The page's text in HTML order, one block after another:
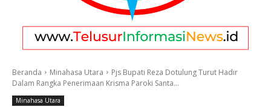
Beranda Minahasa Utara
Pjs Bupati Reza Dotulung Turut Hadir
Dalam Rangka Penerimaan Krisma Paroki Santa...
Minahasa Utara